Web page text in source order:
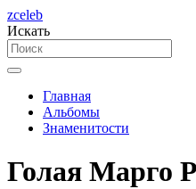
zceleb
Искать
Главная
Альбомы
Знаменитости
Голая Марго